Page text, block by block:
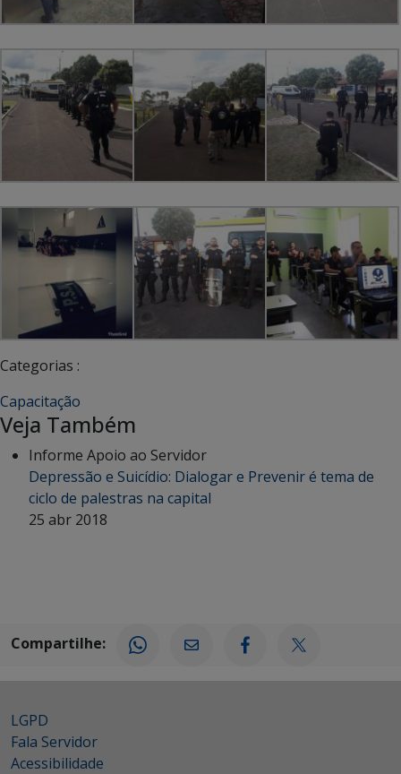
Categorias :
Capacitação
Veja Também
Informe Apoio ao Servidor
Depressão e Suicídio: Dialogar e Prevenir é tema de
ciclo de palestras na capital
25 abr 2018
Compartilhe:
LGPD
Fala Servidor
Acessibilidade